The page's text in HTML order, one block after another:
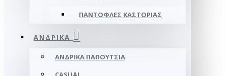
ΠΑΝΤΌΦΛΕΣ ΚΑΣΤΟΡΙΆΣ
ΑΝΔΡΙΚΆ
ΑΝΔΡΙΚΆ ΠΑΠΟΎΤΣΙΑ